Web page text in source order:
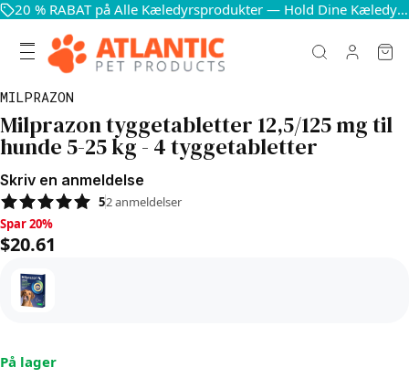
20 % RABAT på Alle Kæledyrsprodukter — Hold Dine Kæledyr Glade og Sunde
MILPRAZON
Milprazon tyggetabletter 12,5/125 mg til
hunde 5-25 kg - 4 tyggetabletter
Skriv en anmeldelse
52anmeldelser
Spar 20%, $20.61
Spar 20%
$20.61
På lager